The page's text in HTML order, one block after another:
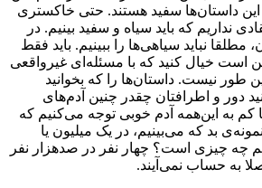
داستان‌ها سفید هستند. حتی خاکستری
نداریم که باید سیاه و سفید بینیم. در
مطلقا نباید سیاهی‌ها را ببینیم. باید فقط
است خیال کنید که با مسئله‌ای غیرواقعی
طور نیست. داستان‌ها را که بخوانید
دور و اطرافتان چقدر چنین آدم‌های
کم به این‌همه آدم خوبی توجه می‌کنیم که
بد که می‌بینیم، در یک میلیون یا
چه چیزی است؟ چهار نفر در صدهزار نفر
به حساب نمی‌آیند.